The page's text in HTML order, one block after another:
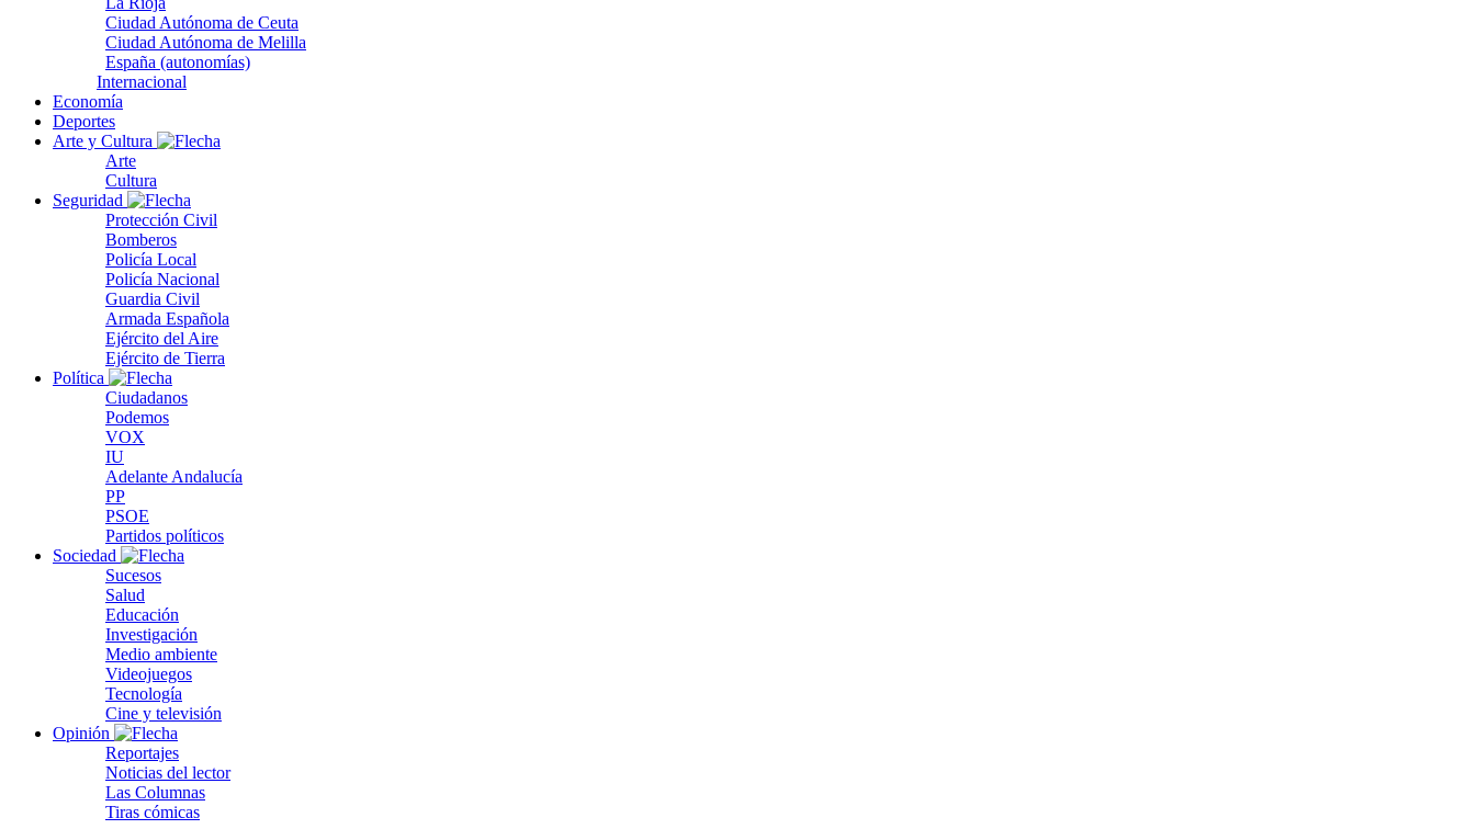
Ciudad Autónoma de Ceuta
Ciudad Autónoma de Melilla
España (autonomías)
Internacional
Economía
Deportes
Arte y Cultura
Arte
Cultura
Seguridad
Protección Civil
Bomberos
Policía Local
Policía Nacional
Guardia Civil
Armada Española
Ejército del Aire
Ejército de Tierra
Política
Ciudadanos
Podemos
VOX
IU
Adelante Andalucía
PP
PSOE
Partidos políticos
Sociedad
Sucesos
Salud
Educación
Investigación
Medio ambiente
Videojuegos
Tecnología
Cine y televisión
Opinión
Reportajes
Noticias del lector
Las Columnas
Tiras cómicas